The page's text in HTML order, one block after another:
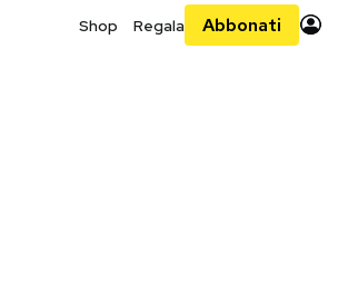
Shop Regala Abbonati